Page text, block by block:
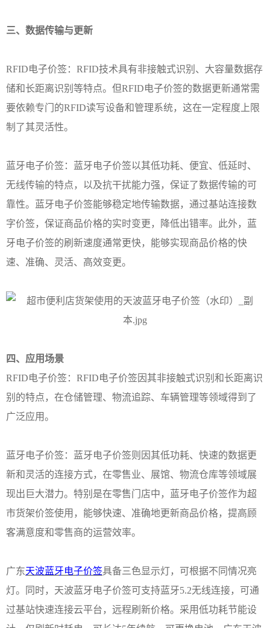
三、 数据传输与更新
RFID电子价签：RFID技术具有非接触式识别、大容量数据存
储和长距离识别等特点。但RFID电子价签的数据更新通常需
要依赖专门的RFID读写设备和管理系统，这在一定程度上限
制了其灵活性。
蓝牙电子价签：蓝牙电子价签以其低功耗、便宜、低延时、
无线传输的特点，以及抗干扰能力强，保证了数据传输的可
靠性。蓝牙电子价签能够稳定地传输数据， 通过基站连接数
字价签， 保证商品价格的实时变更，降低出错率。此外，蓝
牙电子价签的刷新速度通常更快，能够实现商品价格的快
速、准确、灵活、高效变更。
四、 应用场景
RFID电子价签：RFID电子价签因其非接触式识别和长距离识
别的特点，在仓储管理、物流追踪、车辆管理等领域得到了
广泛应用。
蓝牙电子价签：蓝牙电子价签则因其低功耗、快速的数据更
新和灵活的连接方式，在零售业、展馆、物流仓库等领域展
现出巨大潜力。特别是在零售门店中，蓝牙电子价签作为超
市货架价签使用， 能够快速、准确地更新商品价格，提高顾
客满意度和零售商的运营效率。
广东天波蓝牙电子价签具备三色显示灯，可根据不同情况亮
灯。同时，天波蓝牙电子价签可支持蓝牙5.2无线连接，可通
过基站快速连接云平台，远程刷新价格。采用低功耗节能设